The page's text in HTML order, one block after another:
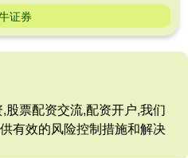
证券
票配资交流,配资开户,我们
有效的风险控制措施和解决